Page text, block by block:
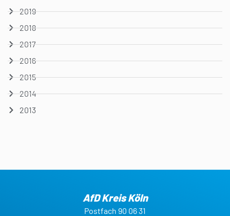
2019
2018
2017
2016
2015
2014
2013
AfD Kreis Köln
Postfach 90 06 31